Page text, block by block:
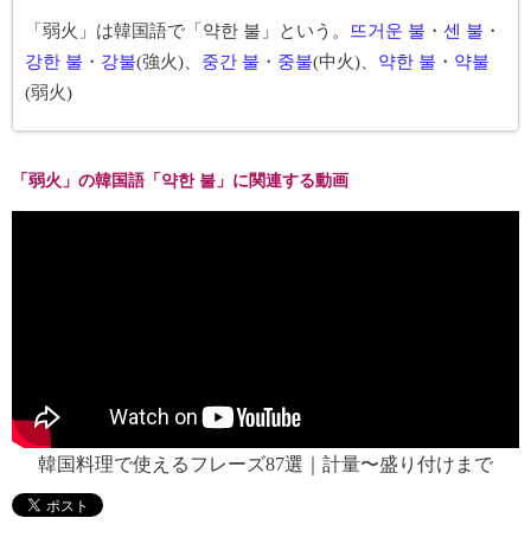
「弱火」は韓国語で「약한 불」という。 뜨거운 불 ・ 센 불 ・
강한 불 ・ 강불(強火)、 중간 불 ・ 중불(中火)、 약한 불 ・ 약불
(弱火)
「弱火」の韓国語「약한 불」に関連する動画
韓国料理で使えるフレーズ87選｜計量〜盛り付けまで